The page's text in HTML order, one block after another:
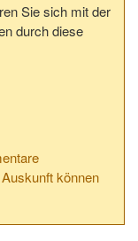
Sie sich mit der
durch diese
können